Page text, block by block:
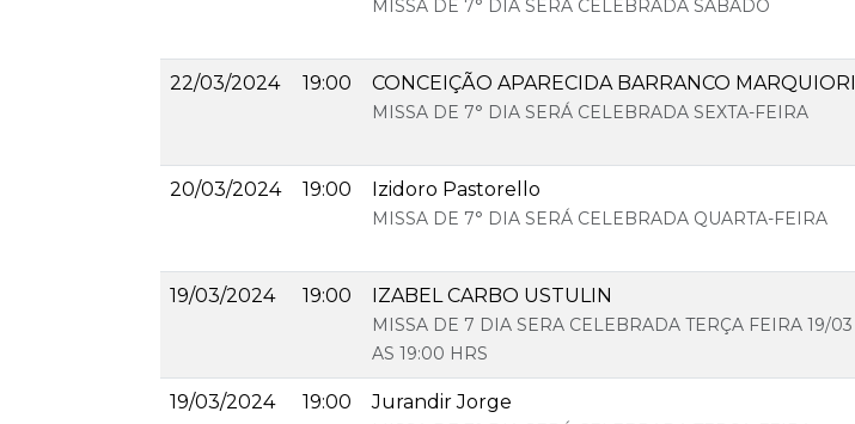
MISSA DE 7° DIA SERÁ CELEBRADA SÁBADO
22/03/2024 19:00 CONCEIÇÃO APARECIDA BARRANCO MARQUIORI
MISSA DE 7° DIA SERÁ CELEBRADA SEXTA-FEIRA
20/03/2024 19:00 Izidoro Pastorello
MISSA DE 7° DIA SERÁ CELEBRADA QUARTA-FEIRA
19/03/2024 19:00 IZABEL CARBO USTULIN
MISSA DE 7 DIA SERA CELEBRADA TERÇA FEIRA 19/03
AS 19:00 HRS
19/03/2024 19:00 Jurandir Jorge